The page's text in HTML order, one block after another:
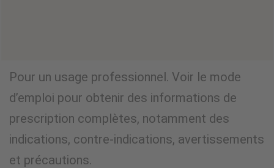
Pour un usage professionnel. Voir le mode
d’emploi pour obtenir des informations de
prescription complètes, notamment des
indications, contre-indications, avertissements
et précautions.